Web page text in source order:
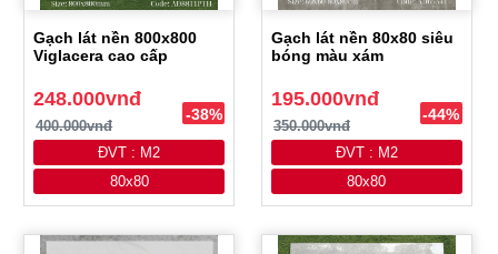
Gạch lát nền 800x800
Viglacera cao cấp
248.000vnđ
400.000vnđ
-38%
ĐVT : M2
80x80
Gạch lát nền 80x80 siêu
bóng màu xám
195.000vnđ
350.000vnđ
-44%
ĐVT : M2
80x80